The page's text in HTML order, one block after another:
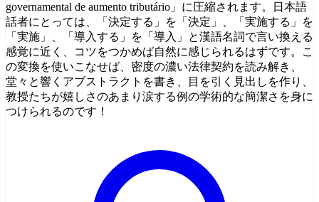
governamental de aumento tributário」に圧縮されます。日本語
話者にとっては、「決定する」を「決定」、「実施する」を
「実施」、「導入する」を「導入」と漢語名詞で言い換える
感覚に近く、コツをつかめば自然に感じられるはずです。こ
の変換を使いこなせば、密度の濃い法律契約を読み解き、
堂々と響くアブストラクトを書き、目を引く見出しを作り、
教授たちが嬉しさのあまり涙する例の学術的な簡潔さを身に
つけられるのです！